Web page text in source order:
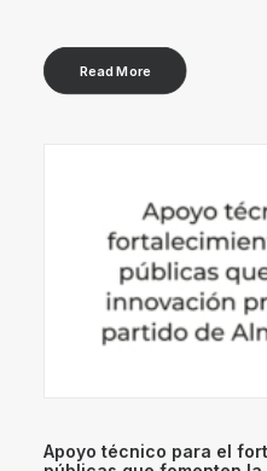
Read More
Apoyo técnico para el